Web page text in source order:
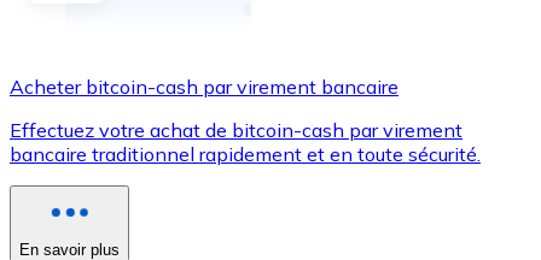
Utilisez les cartes Visa et Mastercard pour acheter
Acheter avec carte
Acheter bitcoin-cash par virement bancaire
Effectuez votre achat de bitcoin-cash par virement
bancaire traditionnel rapidement et en toute sécurité.
En savoir plus